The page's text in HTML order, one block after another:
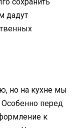
дадут
нo нa кyxнe мы
пepeд
к